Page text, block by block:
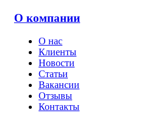
О компании
О нас
Клиенты
Новости
Статьи
Вакансии
Отзывы
Контакты